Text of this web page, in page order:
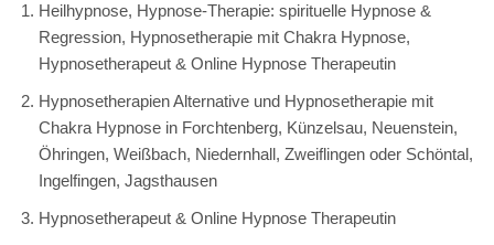
Heilhypnose, Hypnose-Therapie: spirituelle Hypnose &
Regression, Hypnosetherapie mit Chakra Hypnose,
Hypnosetherapeut & Online Hypnose Therapeutin
Hypnosetherapien Alternative und Hypnosetherapie mit
Chakra Hypnose in Forchtenberg, Künzelsau, Neuenstein,
Öhringen, Weißbach, Niedernhall, Zweiflingen oder Schöntal,
Ingelfingen, Jagsthausen
Hypnosetherapeut & Online Hypnose Therapeutin